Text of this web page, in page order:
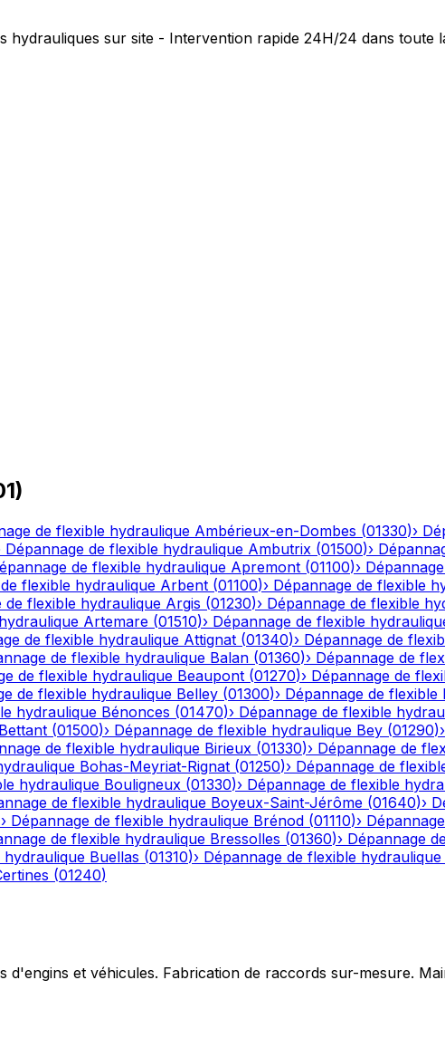
hydrauliques sur site - Intervention rapide 24H/24 dans toute
)
de flexible hydraulique Ambérieux-en-Dombes (01330)›
Dépannage de flexible hydraulique Ambutrix (01500)›
de flexible hydraulique Apremont (01100)›
flexible hydraulique Arbent (01100)› Dépannage de flexible
de flexible hydraulique Argis (01230)› Dépannage de flexible
Artemare (01510)› Dépannage de flexible
de flexible hydraulique Attignat (01340)› Dépannage de
de flexible hydraulique Balan (01360)› Dépannage de
de flexible hydraulique Beaupont (01270)› Dépannage de
de flexible hydraulique Belley (01300)› Dépannage de flexible
hydraulique Bénonces (01470)› Dépannage de flexible
Bettant (01500)› Dépannage de flexible hydraulique Bey (01290)›
de flexible hydraulique Birieux (01330)› Dépannage de
Bohas-Meyriat-Rignat (01250)› Dépannage de
hydraulique Bouligneux (01330)› Dépannage de flexible
de flexible hydraulique Boyeux-Saint-Jérôme (01640)›
› Dépannage de flexible hydraulique Brénod (01110)›
de flexible hydraulique Bressolles (01360)› Dépannage
hydraulique Buellas (01310)› Dépannage de flexible hydraulique
(01240)
et véhicules. Fabrication de raccords sur-mesure.